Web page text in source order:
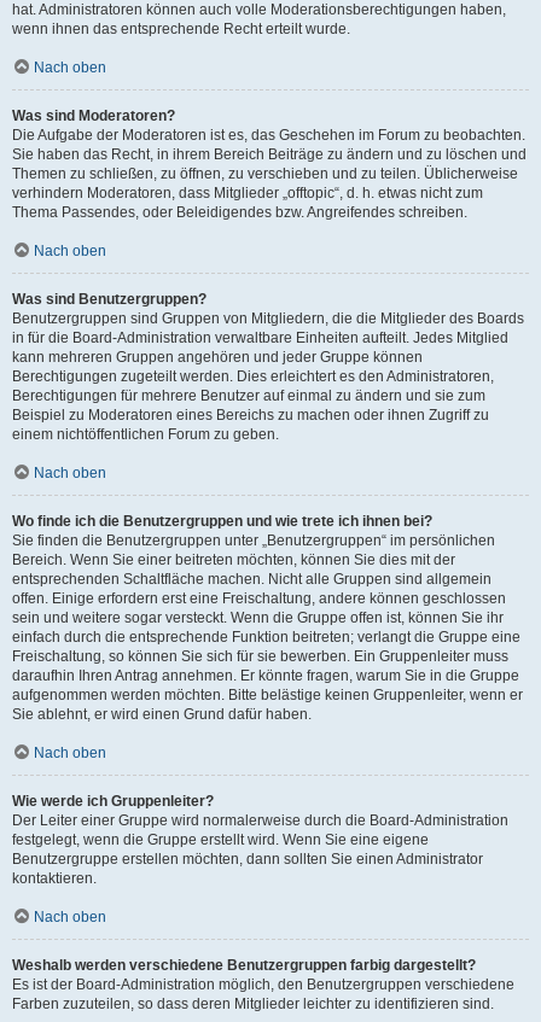
hat. Administratoren können auch volle Moderationsberechtigungen haben,
wenn ihnen das entsprechende Recht erteilt wurde.
Nach oben
Was sind Moderatoren?
Die Aufgabe der Moderatoren ist es, das Geschehen im Forum zu beobachten.
Sie haben das Recht, in ihrem Bereich Beiträge zu ändern und zu löschen und
Themen zu schließen, zu öffnen, zu verschieben und zu teilen. Üblicherweise
verhindern Moderatoren, dass Mitglieder „offtopic“, d. h. etwas nicht zum
Thema Passendes, oder Beleidigendes bzw. Angreifendes schreiben.
Nach oben
Was sind Benutzergruppen?
Benutzergruppen sind Gruppen von Mitgliedern, die die Mitglieder des Boards
in für die Board-Administration verwaltbare Einheiten aufteilt. Jedes Mitglied
kann mehreren Gruppen angehören und jeder Gruppe können
Berechtigungen zugeteilt werden. Dies erleichtert es den Administratoren,
Berechtigungen für mehrere Benutzer auf einmal zu ändern und sie zum
Beispiel zu Moderatoren eines Bereichs zu machen oder ihnen Zugriff zu
einem nichtöffentlichen Forum zu geben.
Nach oben
Wo finde ich die Benutzergruppen und wie trete ich ihnen bei?
Sie finden die Benutzergruppen unter „Benutzergruppen“ im persönlichen
Bereich. Wenn Sie einer beitreten möchten, können Sie dies mit der
entsprechenden Schaltfläche machen. Nicht alle Gruppen sind allgemein
offen. Einige erfordern erst eine Freischaltung, andere können geschlossen
sein und weitere sogar versteckt. Wenn die Gruppe offen ist, können Sie ihr
einfach durch die entsprechende Funktion beitreten; verlangt die Gruppe eine
Freischaltung, so können Sie sich für sie bewerben. Ein Gruppenleiter muss
daraufhin Ihren Antrag annehmen. Er könnte fragen, warum Sie in die Gruppe
aufgenommen werden möchten. Bitte belästige keinen Gruppenleiter, wenn er
Sie ablehnt, er wird einen Grund dafür haben.
Nach oben
Wie werde ich Gruppenleiter?
Der Leiter einer Gruppe wird normalerweise durch die Board-Administration
festgelegt, wenn die Gruppe erstellt wird. Wenn Sie eine eigene
Benutzergruppe erstellen möchten, dann sollten Sie einen Administrator
kontaktieren.
Nach oben
Weshalb werden verschiedene Benutzergruppen farbig dargestellt?
Es ist der Board-Administration möglich, den Benutzergruppen verschiedene
Farben zuzuteilen, so dass deren Mitglieder leichter zu identifizieren sind.